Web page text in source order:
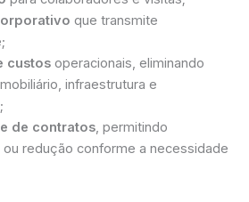
que transmite
custosoperacionais, eliminando
infraestrutura e
de contratos, permitindo
redução conforme a necessidade